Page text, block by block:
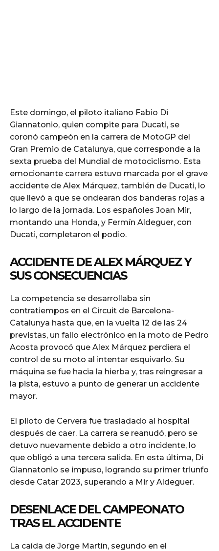
Este domingo, el piloto italiano Fabio Di
Giannatonio, quien compite para Ducati, se
coronó campeón en la carrera de MotoGP del
Gran Premio de Catalunya, que corresponde a la
sexta prueba del Mundial de motociclismo. Esta
emocionante carrera estuvo marcada por el grave
accidente de Alex Márquez, también de Ducati, lo
que llevó a que se ondearan dos banderas rojas a
lo largo de la jornada. Los españoles Joan Mir,
montando una Honda, y Fermín Aldeguer, con
Ducati, completaron el podio.
ACCIDENTE DE ALEX MÁRQUEZ Y
SUS CONSECUENCIAS
La competencia se desarrollaba sin
contratiempos en el Circuit de Barcelona-
Catalunya hasta que, en la vuelta 12 de las 24
previstas, un fallo electrónico en la moto de Pedro
Acosta provocó que Alex Márquez perdiera el
control de su moto al intentar esquivarlo. Su
máquina se fue hacia la hierba y, tras reingresar a
la pista, estuvo a punto de generar un accidente
mayor.
El piloto de Cervera fue trasladado al hospital
después de caer. La carrera se reanudó, pero se
detuvo nuevamente debido a otro incidente, lo
que obligó a una tercera salida. En esta última, Di
Giannatonio se impuso, logrando su primer triunfo
desde Catar 2023, superando a Mir y Aldeguer.
DESENLACE DEL CAMPEONATO
TRAS EL ACCIDENTE
La caída de Jorge Martín, segundo en el